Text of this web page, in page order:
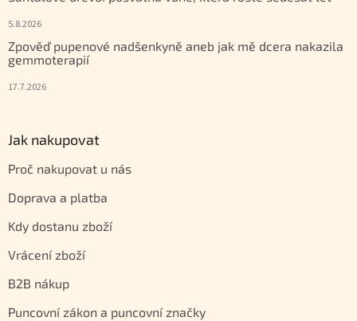
5.8.2026
Zpověď pupenové nadšenkyně aneb jak mě dcera nakazila
gemmoterapií
17.7.2026
Jak nakupovat
Proč nakupovat u nás
Doprava a platba
Kdy dostanu zboží
Vrácení zboží
B2B nákup
Puncovní zákon a puncovní značky